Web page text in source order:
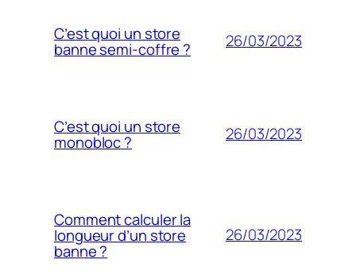
C’est quoi un store
banne semi-coffre ? 26/03/2023
C’est quoi un store
monobloc ? 26/03/2023
Comment calculer la
longueur d’un store
banne ?
26/03/2023